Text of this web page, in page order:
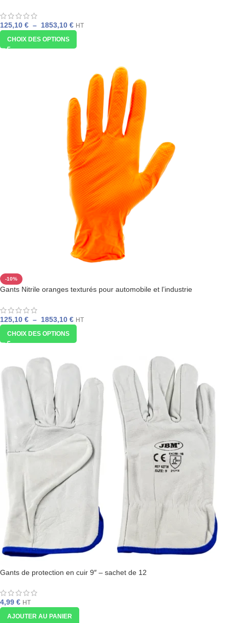
125,10 € – 1853,10 € HT
CHOIX DES OPTIONS
-10%
Gants Nitrile oranges texturés pour automobile et l’industrie
125,10 € – 1853,10 € HT
CHOIX DES OPTIONS
Gants de protection en cuir 9″ – sachet de 12
4,99 € HT
AJOUTER AU PANIER